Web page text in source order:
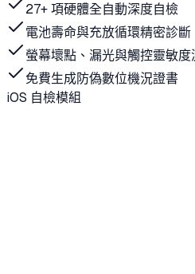
27+ 項硬體全自動深度自檢
電池壽命與充放循環精密診斷
螢幕壞點、漏光與觸控靈敏度
免費生成防偽數位機況證書
iOS 自檢模組